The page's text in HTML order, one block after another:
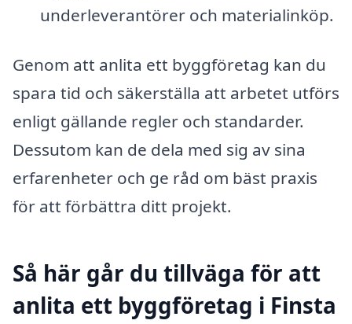
underleverantörer och materialinköp.
Genom att anlita ett byggföretag kan du
spara tid och säkerställa att arbetet utförs
enligt gällande regler och standarder.
Dessutom kan de dela med sig av sina
erfarenheter och ge råd om bäst praxis
för att förbättra ditt projekt.
Så här går du tillväga för att
anlita ett byggföretag i Finsta